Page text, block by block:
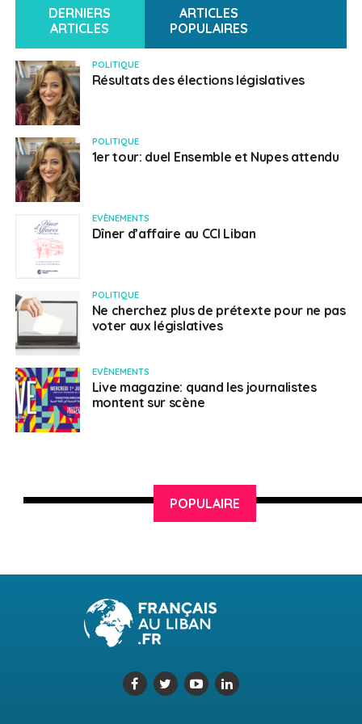
Rendez-vous au Colonel Beer à Batroun & Station à
Beyrouth, le 29 et 30 avril.
SUJETS ASSOCIÉS:
HERBERT GEORGES WELLS
Français au Liban
DERNIERS
ARTICLES
ARTICLES
POPULAIRES
POLITIQUE
Résultats des élections législatives
POLITIQUE
1er tour: duel Ensemble et Nupes attendu
EVÈNEMENTS
Dîner d’affaire au CCI Liban
POLITIQUE
Ne cherchez plus de prétexte pour ne pas
voter aux législatives
EVÈNEMENTS
Live magazine: quand les journalistes
montent sur scène
POPULAIRE